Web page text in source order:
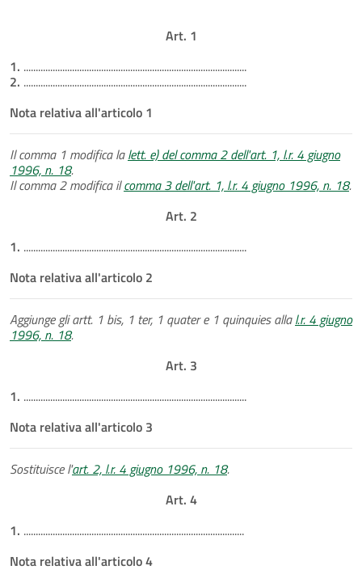
Art. 1
1. ............................................................................................
2. ............................................................................................
Nota relativa all'articolo 1
Il comma 1 modifica lalett. e) del comma 2 dell'art. 1, l.r. 4 giugno
1996, n. 18.
Il comma 2 modifica ilcomma 3 dell'art. 1, l.r. 4 giugno 1996, n. 18.
Art. 2
1. ............................................................................................
Nota relativa all'articolo 2
Aggiunge gli artt. 1 bis, 1 ter, 1 quater e 1 quinquies allal.r. 4 giugno
1996, n. 18.
Art. 3
1. ............................................................................................
Nota relativa all'articolo 3
Sostituisce l'art. 2, l.r. 4 giugno 1996, n. 18.
Art. 4
1. ...........................................................................................
Nota relativa all'articolo 4